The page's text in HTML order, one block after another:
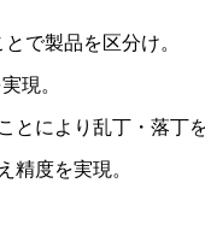
で製品を区分け。
現。
とにより乱丁・落丁
精度を実現。